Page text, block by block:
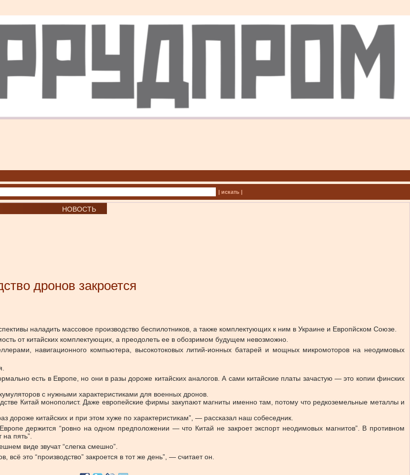
| искать |
НОВОСТЬ
дронов закроется
наладить массовое производство беспилотников, а также комплектующих к ним в Украине и Европйском Союзе.
от китайских комплектующих, а преодолеть ее в обозримом будущем невозможно.
навигационного компьютера, высокотоковых литий-ионных батарей и мощных микромоторов на неодимовых
есть в Европе, но они в разы дороже китайских аналогов. А сами китайские платы зачастую — это копии финских
с нужными характеристиками для военных дронов.
Китай монополист. Даже европейские фирмы закупают магниты именно там, потому что редкоземельные металлы и
китайских и при этом хуже по характеристикам”, — рассказал наш собеседник.
держится “ровно на одном предположении — что Китай не закроет экспорт неодимовых магнитов”. В противном
пять”.
виде звучат “слегка смешно”.
всё это “производство” закроется в тот же день”, — считает он.